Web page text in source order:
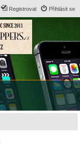
Přihlásit se
Registrovat